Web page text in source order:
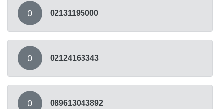
0 02131195000
0 02124163343
0 089613043892